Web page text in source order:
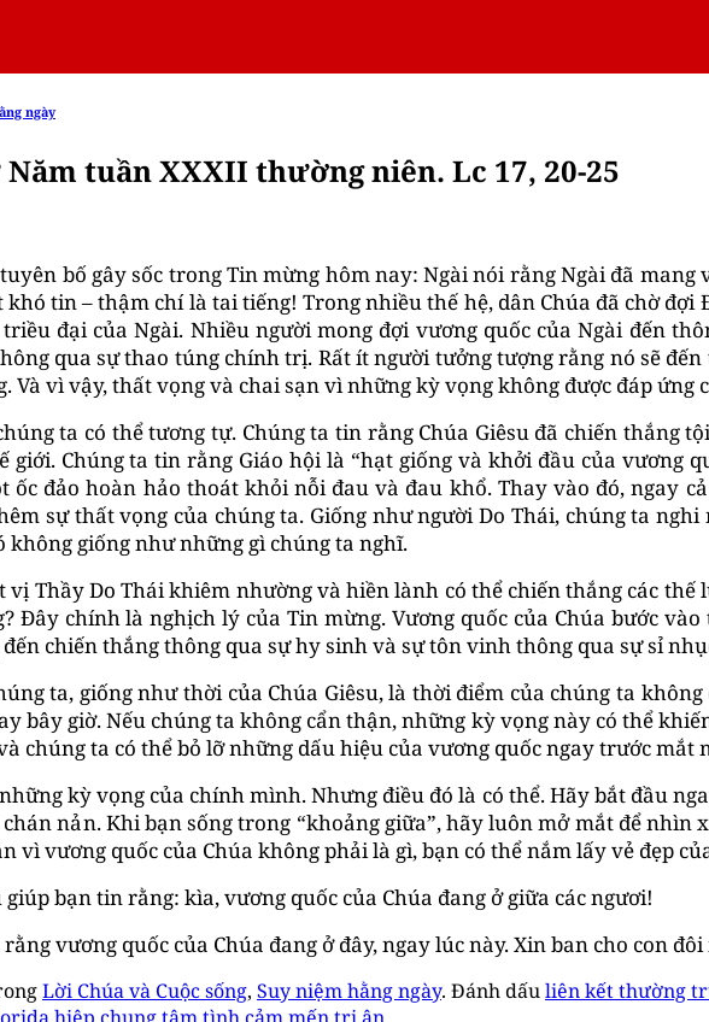
ngày
Năm tuần XXXII thường niên. Lc 17, 20-25
bố gây sốc trong Tin mừng hôm nay: Ngài nói rằng Ngài đã
tin – thậm chí là tai tiếng! Trong nhiều thế hệ, dân Chúa đã chờ đợi
đại của Ngài. Nhiều người mong đợi vương quốc của Ngài đến
qua sự thao túng chính trị. Rất ít người tưởng tượng rằng nó sẽ
Và vì vậy, thất vọng và chai sạn vì những kỳ vọng không được đáp ứng
ta có thể tương tự. Chúng ta tin rằng Chúa Giêsu đã chiến thắng
Chúng ta tin rằng Giáo hội là “hạt giống và khởi đầu của vương
ốc đảo hoàn hảo thoát khỏi nỗi đau và đau khổ. Thay vào đó, ngay
sự thất vọng của chúng ta. Giống như người Do Thái, chúng ta
không giống như những gì chúng ta nghĩ.
Thầy Do Thái khiêm nhường và hiền lành có thể chiến thắng các thế
Đây chính là nghịch lý của Tin mừng. Vương quốc của Chúa bước
chiến thắng thông qua sự hy sinh và sự tôn vinh thông qua sự sỉ
ta, giống như thời của Chúa Giêsu, là thời điểm của chúng ta
bây giờ. Nếu chúng ta không cẩn thận, những kỳ vọng này có thể
chúng ta có thể bỏ lỡ những dấu hiệu của vương quốc ngay trước mắt
kỳ vọng của chính mình. Nhưng điều đó là có thể. Hãy bắt đầu
nản. Khi bạn sống trong “khoảng giữa”, hãy luôn mở mắt để nhìn
vì vương quốc của Chúa không phải là gì, bạn có thể nắm lấy vẻ đẹp
bạn tin rằng: kìa, vương quốc của Chúa đang ở giữa các ngươi!
vương quốc của Chúa đang ở đây, ngay lúc này. Xin ban cho con
Lời Chúa và Cuộc sống, Suy niệm hằng ngày. Đánh dấuliên kết thường